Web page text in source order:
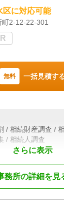
ご自宅近くの貸し
ております。
負担となります。
定し、追加費用無
は費用に含まれま
（お手続き完了後
いです。
願い致します。
区に対応可能
町2-12-22-301
無料 一括見積す
さらに表示
/ 相続財産調査 /
/ 相続人調査
務所の詳細を見